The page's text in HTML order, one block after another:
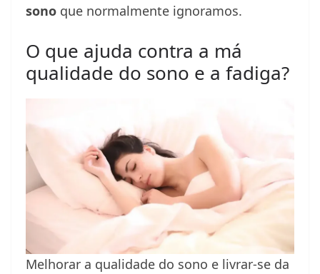
sono que normalmente ignoramos.
O que ajuda contra a má
qualidade do sono e a fadiga?
Melhorar a qualidade do sono e livrar-se da